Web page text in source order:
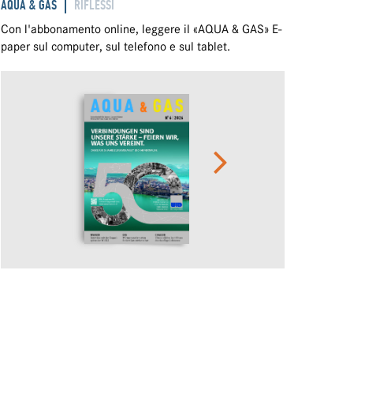
AQUA & GAS RIFLESSI
Con l'abbonamento online, leggere il «AQUA & GAS» E-
paper sul computer, sul telefono e sul tablet.